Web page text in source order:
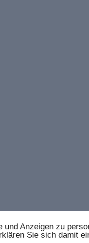
und Anzeigen zu
Sie sich damit